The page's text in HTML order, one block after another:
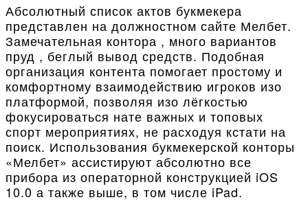
Абсолютный список актов букмекера
представлен на должностном сайте Мелбет.
Замечательная контора , много вариантов
пруд , беглый вывод средств. Подобная
организация контента помогает простому и
комфортному взаимодействию игроков изо
платформой, позволяя изо лёгкостью
фокусироваться нате важных и топовых
спорт мероприятиях, не расходуя кстати на
поиск. Использования букмекерской конторы
«Мелбет» ассистируют абсолютно все
прибора из операторной конструкцией iOS
10.0 а также выше, в том числе iPad.